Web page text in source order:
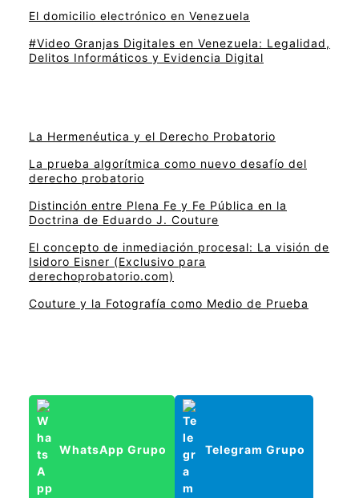
El domicilio electrónico en Venezuela
#Video Granjas Digitales en Venezuela: Legalidad,
Delitos Informáticos y Evidencia Digital
La Hermenéutica y el Derecho Probatorio
La prueba algorítmica como nuevo desafío del
derecho probatorio
Distinción entre Plena Fe y Fe Pública en la
Doctrina de Eduardo J. Couture
El concepto de inmediación procesal: La visión de
Isidoro Eisner (Exclusivo para
derechoprobatorio.com)
Couture y la Fotografía como Medio de Prueba
WhatsApp Grupo Telegram Grupo